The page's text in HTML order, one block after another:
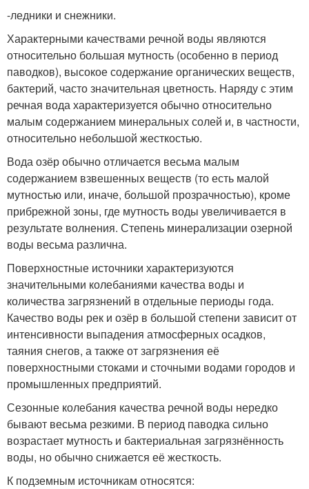
-ледники и снежники.
Характерными качествами речной воды являются
относительно большая мутность (особенно в период
паводков), высокое содержание органических веществ,
бактерий, часто значительная цветность. Наряду с этим
речная вода характеризуется обычно относительно
малым содержанием минеральных солей и, в частности,
относительно небольшой жесткостью.
Вода озёр обычно отличается весьма малым
содержанием взвешенных веществ (то есть малой
мутностью или, иначе, большой прозрачностью), кроме
прибрежной зоны, где мутность воды увеличивается в
результате волнения. Степень минерализации озерной
воды весьма различна.
Поверхностные источники характеризуются
значительными колебаниями качества воды и
количества загрязнений в отдельные периоды года.
Качество воды рек и озёр в большой степени зависит от
интенсивности выпадения атмосферных осадков,
таяния снегов, а также от загрязнения её
поверхностными стоками и сточными водами городов и
промышленных предприятий.
Сезонные колебания качества речной воды нередко
бывают весьма резкими. В период паводка сильно
возрастает мутность и бактериальная загрязнённость
воды, но обычно снижается её жесткость.
К подземным источникам относятся: